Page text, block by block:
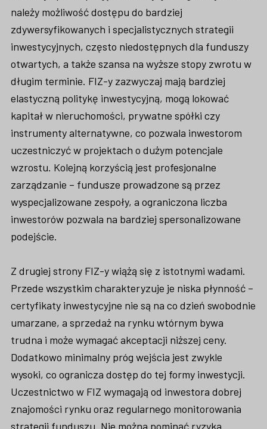
należy możliwość dostępu do bardziej
zdywersyfikowanych i specjalistycznych strategii
inwestycyjnych, często niedostępnych dla funduszy
otwartych, a także szansa na wyższe stopy zwrotu w
długim terminie. FIZ-y zazwyczaj mają bardziej
elastyczną politykę inwestycyjną, mogą lokować
kapitał w nieruchomości, prywatne spółki czy
instrumenty alternatywne, co pozwala inwestorom
uczestniczyć w projektach o dużym potencjale
wzrostu. Kolejną korzyścią jest profesjonalne
zarządzanie – fundusze prowadzone są przez
wyspecjalizowane zespoły, a ograniczona liczba
inwestorów pozwala na bardziej spersonalizowane
podejście.
Z drugiej strony FIZ-y wiążą się z istotnymi wadami.
Przede wszystkim charakteryzuje je niska płynność –
certyfikaty inwestycyjne nie są na co dzień swobodnie
umarzane, a sprzedaż na rynku wtórnym bywa
trudna i może wymagać akceptacji niższej ceny.
Dodatkowo minimalny próg wejścia jest zwykle
wysoki, co ogranicza dostęp do tej formy inwestycji.
Uczestnictwo w FIZ wymagają od inwestora dobrej
znajomości rynku oraz regularnego monitorowania
strategii funduszu. Nie można pominąć ryzyka